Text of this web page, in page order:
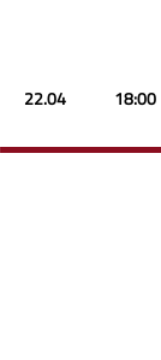
22.04 18:00